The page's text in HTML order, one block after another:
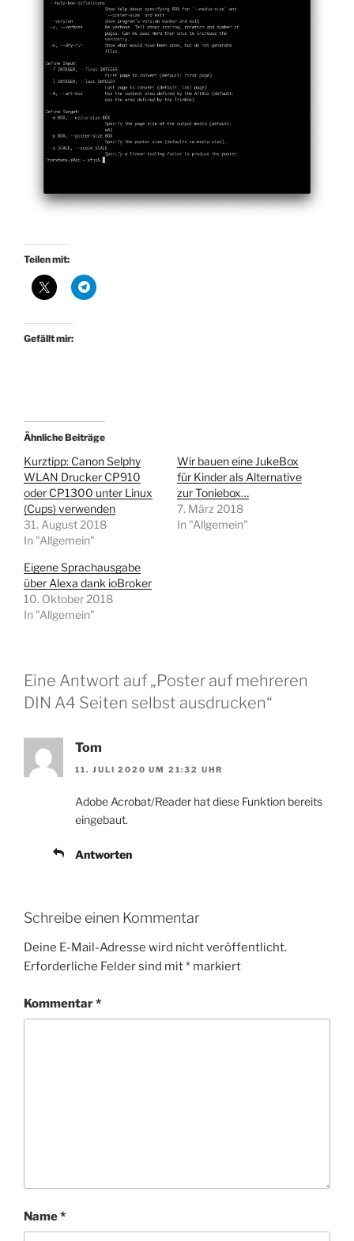
Teilen mit:
Gefällt mir:
Ähnliche Beiträge
Kurztipp: Canon Selphy
WLAN Drucker CP910
oder CP1300 unter Linux
(Cups) verwenden
31. August 2018
In "Allgemein"
Wir bauen eine JukeBox
für Kinder als Alternative
zur Toniebox…
7. März 2018
In "Allgemein"
Eigene Sprachausgabe
über Alexa dank ioBroker
10. Oktober 2018
In "Allgemein"
Eine Antwort auf „Poster auf mehreren
DIN A4 Seiten selbst ausdrucken“
Tom
11. JULI 2020 UM 21:32 UHR
Adobe Acrobat/Reader hat diese Funktion bereits
eingebaut.
Antworten
Schreibe einen Kommentar
Deine E-Mail-Adresse wird nicht veröffentlicht.
Erforderliche Felder sind mit* markiert
Kommentar*
Name*